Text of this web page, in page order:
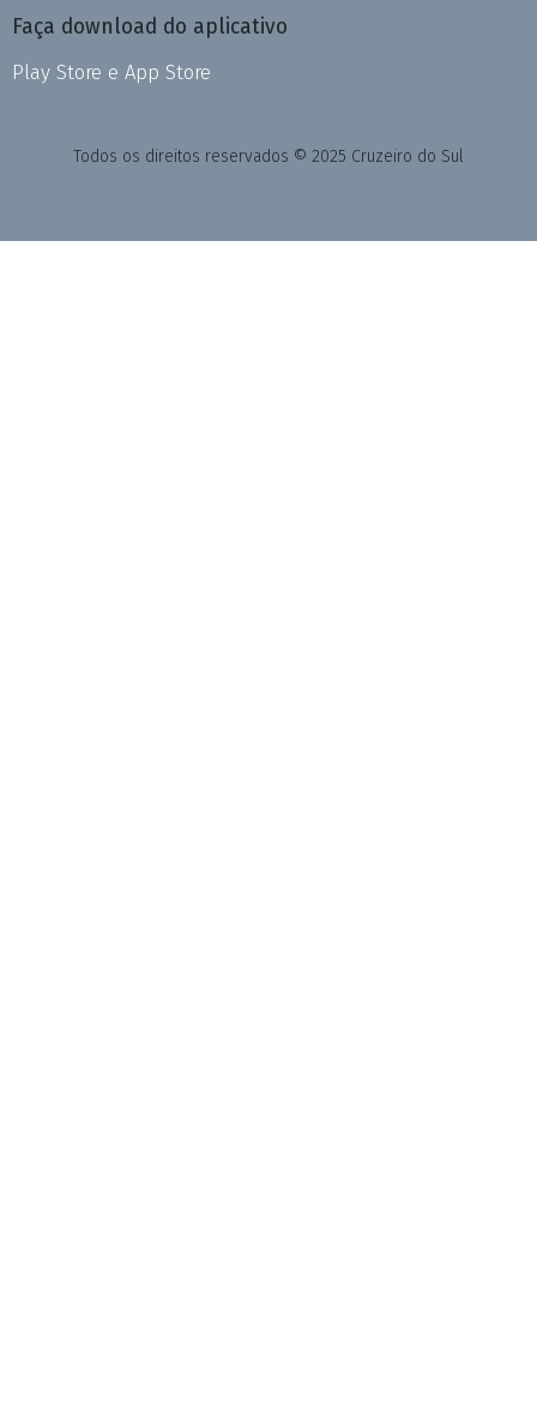
Faça download do aplicativo
Play Store e App Store
Todos os direitos reservados © 2025 Cruzeiro do Sul